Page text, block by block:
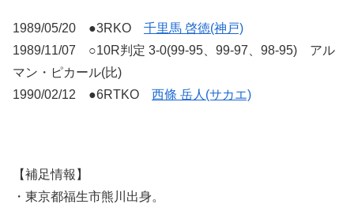
1989/05/20 ●3RKO 千里馬 啓徳(神戸)
1989/11/07 ○10R判定 3-0(99-95、99-97、98-95) アル
マン・ピカール(比)
1990/02/12 ●6RTKO 西條 岳人(サカエ)
【補足情報】
・東京都福生市熊川出身。